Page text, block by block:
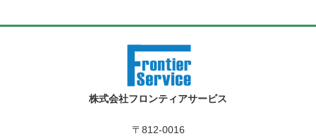
株式会社フロンティアサービス
〒812-0016